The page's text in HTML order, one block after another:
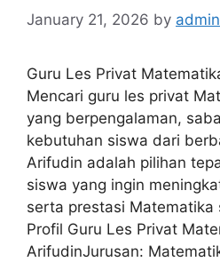
January 21, 2026 by admin
Guru Les Privat
Mencari guru les privat
yang berpengalaman,
kebutuhan siswa dari
Arifudin adalah pilihan
siswa yang ingin
serta prestasi Matematika
Profil Guru Les Privat
ArifudinJurusan: